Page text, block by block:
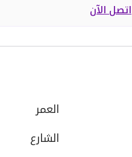
اتصل الآن
العمر
الشارع